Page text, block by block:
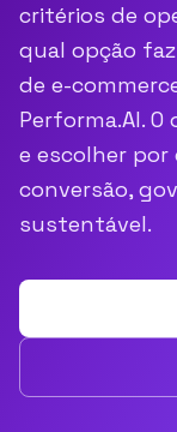
critérios de
qual opção
de e-
Performa.AI.
e escolher por
conversão,
sustentável.